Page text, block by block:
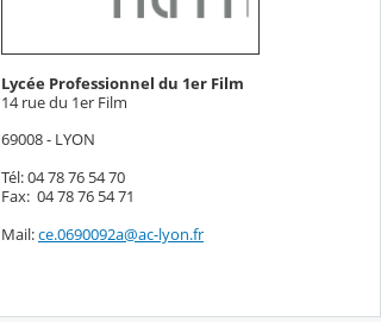
Lycée Professionnel du 1er Film
14 rue du 1er Film
69008 - LYON
Tél: 04 78 76 54 70
Fax: 04 78 76 54 71
Mail:ce.0690092a@ac-lyon.fr